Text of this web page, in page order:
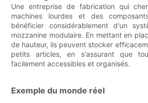
Une entreprise de fabrication qui
machines lourdes et des
bénéficier considérablement d'un
mozzanine modulaire. En mettant en
de hauteur, ils peuvent stocker
petits articles, en s'assurant que
facilement accessibles et organisés.
Exemple du monde réel